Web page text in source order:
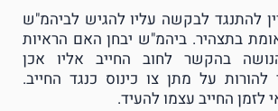
להתנגד לבקשה עליו להגיש לביהמ"ש
בתצהיר. ביהמ"ש יבחן האם הראיות
בהקשר לחוב החייב אליו אכן
על מתן צו כינוס כנגד החייב.
לזמן החייב עצמו להעיד.